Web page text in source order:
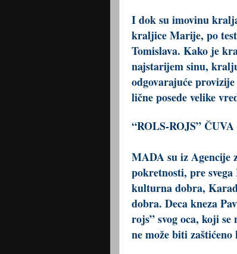
I dok su imovinu
kraljice Marije, po
Tomislava. Kako je
najstarijem sinu,
odgovarajuće
lične posede velike
“ROLS-ROJS”
MADA su iz Agencije
pokretnosti, pre
kulturna dobra,
dobra. Deca kneza
rojs” svog oca, koji
ne može biti